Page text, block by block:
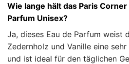
Wie lange hält das Paris Corner
Parfum Unisex?
Ja, dieses Eau de Parfum weist
Zedernholz und Vanille eine
und ist ideal für den täglichen